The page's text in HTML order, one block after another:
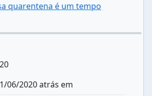
quarentena é um tempo
06/2020 atrás em